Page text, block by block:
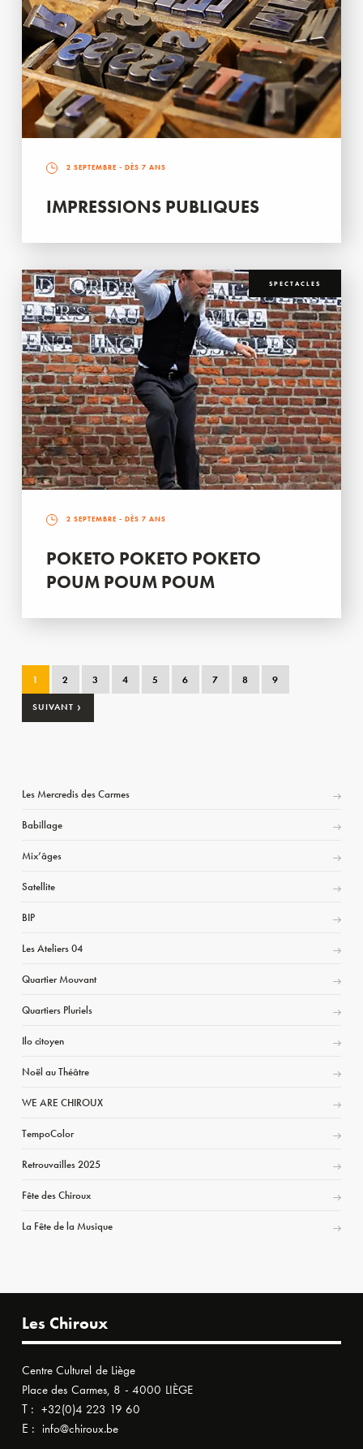
2 SEPTEMBRE - DÈS 7 ANS
IMPRESSIONS PUBLIQUES
SPECTACLES
2 SEPTEMBRE - DÈS 7 ANS
POKETO POKETO POKETO
POUM POUM POUM
1 2 3 4 5 6 7 8 9
SUIVANT ›
Les Mercredis des Carmes
Babillage
Mix’âges
Satellite
BIP
Les Ateliers 04
Quartier Mouvant
Quartiers Pluriels
Ilo citoyen
Noël au Théâtre
WE ARE CHIROUX
TempoColor
Retrouvailles 2025
Fête des Chiroux
La Fête de la Musique
Les Chiroux
Centre Culturel de Liège
Place des Carmes, 8 - 4000 LIÈGE
T : +32(0)4 223 19 60
E : info@chiroux.be